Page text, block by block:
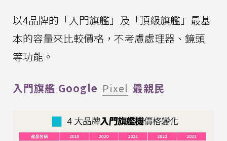
以4品牌的「入門旗艦」及「頂級旗艦」最基
本的容量來比較價格，不考慮處理器、鏡頭
等功能。
入門旗艦 Google Pixel 最親民